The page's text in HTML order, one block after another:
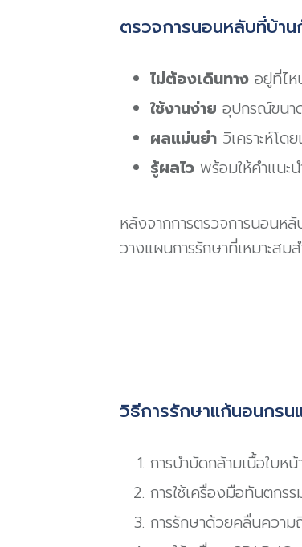
ตรวจการนอนหลับที่บ้า
ไม่ต้องเดินทางอยู่ที่ไห
ใช้งานง่าย อุปกรณ์ขนา
ผลแม่นยำวิเคราะห์โด
รู้ผลไวพร้อมให้คำแนะ
หลังจากการตรวจการนอนห
วางแผนการรักษาที่เหมาะสม
วิธีการรักษาแก้นอนกรน
การบำบัดกล้ามเนื้อใบ
การใช้เครื่องมือทันตก
การรักษาด้วยคลื่นควา